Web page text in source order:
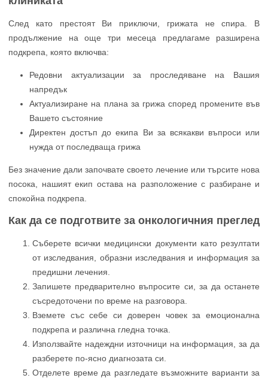
След като престоят Ви приключи, грижата не спира. В
продължение на още три месеца предлагаме разширена
подкрепа, която включва:
Редовни актуализации за проследяване на Вашия
напредък
Актуализиране на плана за грижа според промените във
Вашето състояние
Директен достъп до екипа Ви за всякакви въпроси или
нужда от последваща грижа
Без значение дали започвате своето лечение или търсите нова
посока, нашият екип остава на разположение с разбиране и
спокойна подкрепа.
Как да се подготвите за онкологичния преглед
Съберете всички медицински документи като резултати
от изследвания, образни изследвания и информация за
предишни лечения.
Запишете предварително въпросите си, за да останете
съсредоточени по време на разговора.
Вземете със себе си доверен човек за емоционална
подкрепа и различна гледна точка.
Използвайте надеждни източници на информация, за да
разберете по-ясно диагнозата си.
Отделете време да разгледате възможните варианти за